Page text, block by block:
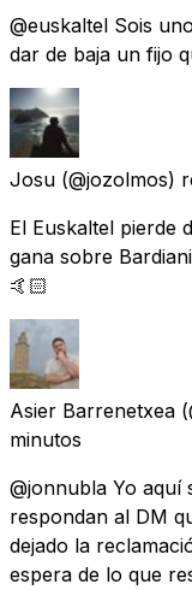
@euskaltel Sois
dar de baja un fijo
Josu (@jozolmos)
El Euskaltel pierde
gana sobre
🤙🏻
Asier Barrenetxea
minutos
@jonnubla Yo aquí
respondan al DM
dejado la
espera de lo que